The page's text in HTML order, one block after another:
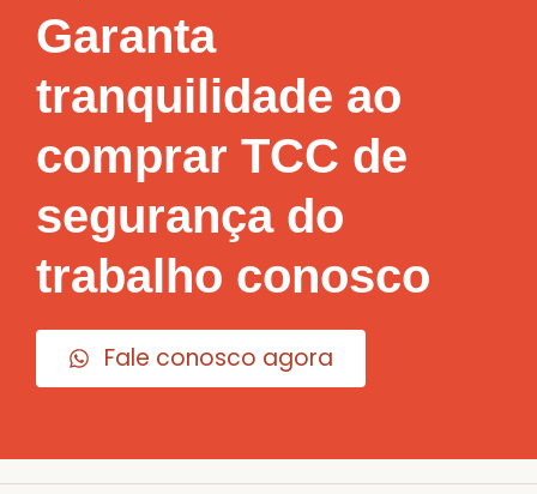
Garanta
tranquilidade ao
comprar TCC de
segurança do
trabalho conosco
Fale conosco agora